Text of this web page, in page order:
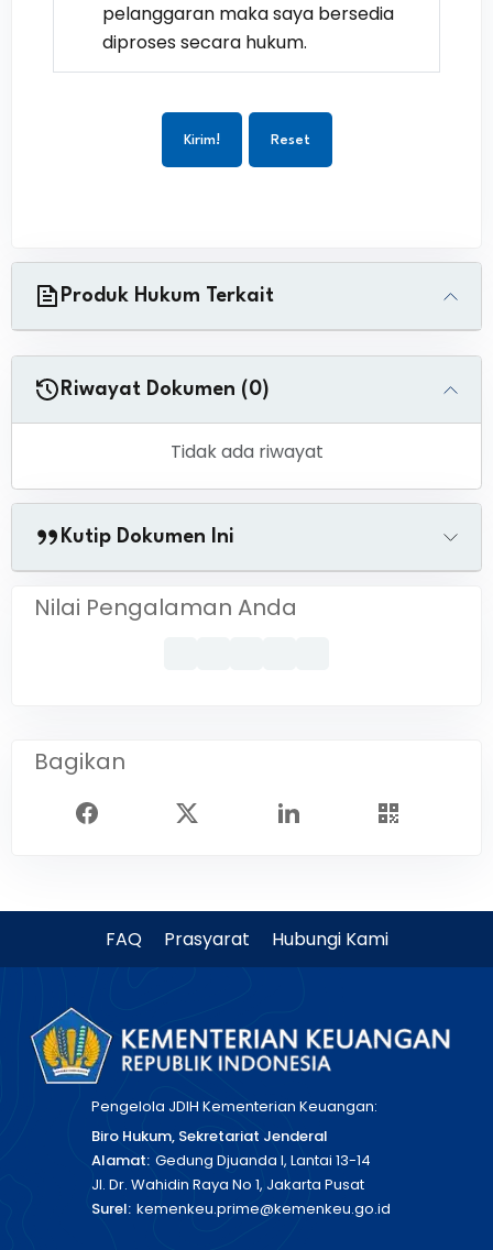
pelanggaran maka saya bersedia
diproses secara hukum.
Kirim! Reset
Produk Hukum Terkait
Riwayat Dokumen (0)
Tidak ada riwayat
Kutip Dokumen Ini
Nilai Pengalaman Anda
Bagikan
FAQ Prasyarat Hubungi Kami
Pengelola JDIH Kementerian Keuangan:
Biro Hukum, Sekretariat Jenderal
Alamat: Gedung Djuanda I, Lantai 13-14
Jl. Dr. Wahidin Raya No 1, Jakarta Pusat
Surel: kemenkeu.prime@kemenkeu.go.id